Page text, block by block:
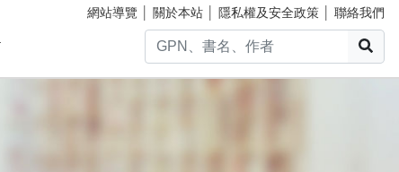
網站導覽 關於本站 隱私權及安全政策 聯絡我們